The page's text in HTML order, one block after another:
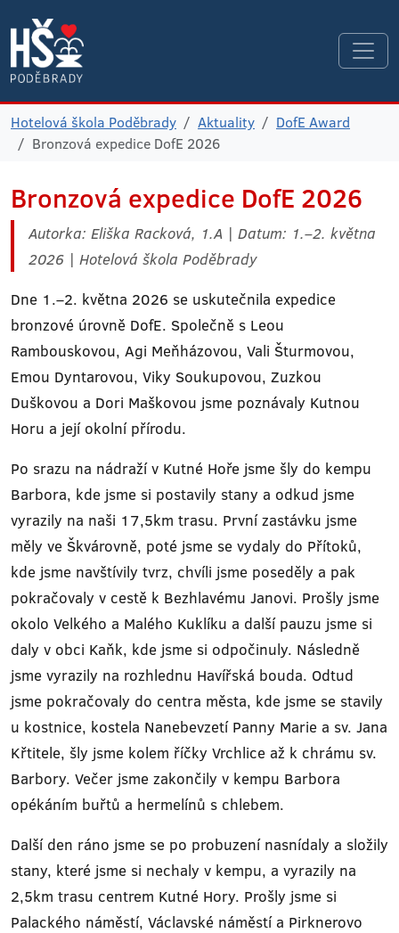
Hotelová škola Poděbrady Aktuality
DofE Award
Bronzová expedice DofE 2026
Bronzová expedice DofE 2026
Autorka: Eliška Racková, 1.A | Datum: 1.–2. května
2026 | Hotelová škola Poděbrady
Dne 1.–2. května 2026 se uskutečnila expedice
bronzové úrovně DofE. Společně s Leou
Rambouskovou, Agi Meňházovou, Vali Šturmovou,
Emou Dyntarovou, Viky Soukupovou, Zuzkou
Duškovou a Dori Maškovou jsme poznávaly Kutnou
Horu a její okolní přírodu.
Po srazu na nádraží v Kutné Hoře jsme šly do kempu
Barbora, kde jsme si postavily stany a odkud jsme
vyrazily na naši 17,5km trasu. První zastávku jsme
měly ve Škvárovně, poté jsme se vydaly do Přítoků,
kde jsme navštívily tvrz, chvíli jsme poseděly a pak
pokračovaly v cestě k Bezhlavému Janovi. Prošly jsme
okolo Velkého a Malého Kuklíku a další pauzu jsme si
daly v obci Kaňk, kde jsme si odpočinuly. Následně
jsme vyrazily na rozhlednu Havířská bouda. Odtud
jsme pokračovaly do centra města, kde jsme se stavily
u kostnice, kostela Nanebevzetí Panny Marie a sv. Jana
Křtitele, šly jsme kolem říčky Vrchlice až k chrámu sv.
Barbory. Večer jsme zakončily v kempu Barbora
opékáním buřtů a hermelínů s chlebem.
Další den ráno jsme se po probuzení nasnídaly a složily
stany, které jsme si nechaly v kempu, a vyrazily na
2,5km trasu centrem Kutné Hory. Prošly jsme si
Palackého náměstí, Václavské náměstí a Pirknerovo